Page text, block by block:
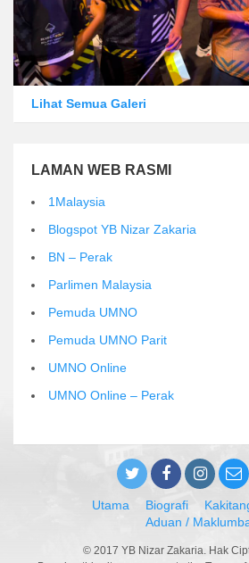
Lihat Semua Galeri
LAMAN WEB RASMI
1Malaysia
Blogspot YB Nizar Zakaria
BN – Perak
Parlimen Malaysia
Pemuda UMNO
Pemuda UMNO Parit
UMNO Online
UMNO Online – Perak
Utama Biografi
Aduan /
© 2017 YB Nizar Zakaria. Hak